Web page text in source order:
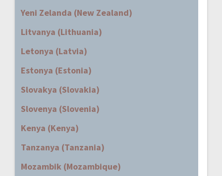
Yeni Zelanda (New Zealand)
Litvanya (Lithuania)
Letonya (Latvia)
Estonya (Estonia)
Slovakya (Slovakia)
Slovenya (Slovenia)
Kenya (Kenya)
Tanzanya (Tanzania)
Mozambik (Mozambique)